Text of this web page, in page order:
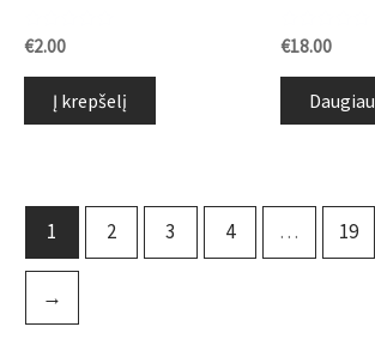
Įvertinimas:
iš
€2.00
Į krepšelį
Įvertinimas:
iš
€18.00
Daugiau
1 2 3 4 … 19
→